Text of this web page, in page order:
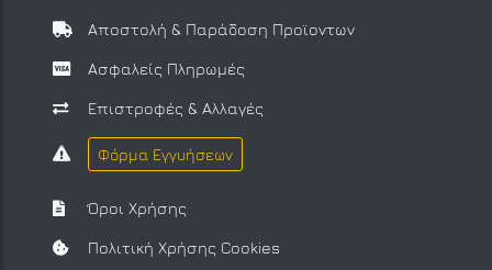
Αποστολή & Παράδοση Προϊοντων
Ασφαλείς Πληρωμές
Επιστροφές & Αλλαγές
Φόρμα Εγγυήσεων
Όροι Χρήσης
Πολιτική Χρήσης Cookies